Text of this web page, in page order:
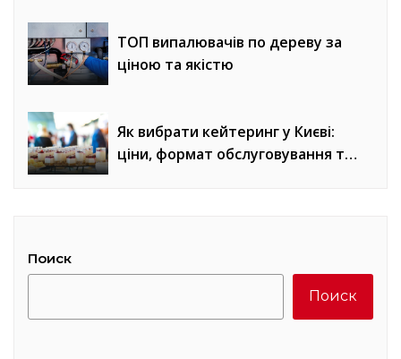
ТОП випалювачів по дереву за
ціною та якістю
Як вибрати кейтеринг у Києві:
ціни, формат обслуговування та
Поиск
Поиск